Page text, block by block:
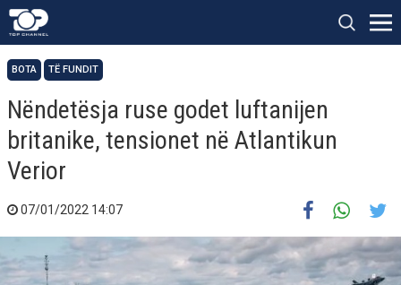
BOTA TË FUNDIT
Nëndetësja ruse godet luftanijen
britanike, tensionet në Atlantikun
Verior
07/01/2022 14:07